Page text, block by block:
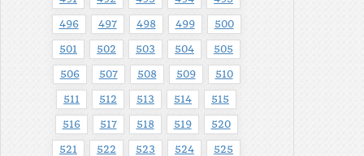
496 497 498 499 500
501 502 503 504 505
506 507 508 509 510
511 512 513 514 515
516 517 518 519 520
521 522 523 524 525